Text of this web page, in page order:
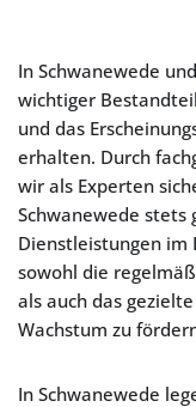
In Schwanewede
wichtiger
und das
erhalten. Durch
wir als Experten
Schwanewede stets
Dienstleistungen im
sowohl die
als auch das
Wachstum zu
In Schwanewede